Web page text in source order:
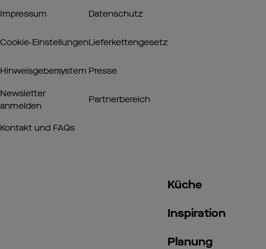
Küche
Inspiration
Planung
Impressum Datenschutz
Cookie‑EinstellungenLieferkettengesetz
Hinweisgebersystem Presse
Newsletter
anmelden
Partnerbereich
Kontakt und FAQs